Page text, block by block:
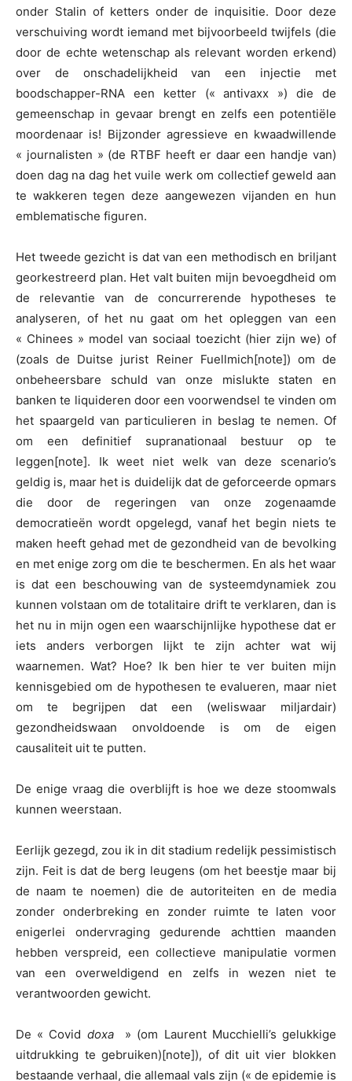
onder Stalin of ketters onder de inquisitie. Door deze
verschuiving wordt iemand met bijvoorbeeld twijfels (die
door de echte wetenschap als relevant worden erkend)
over de onschadelijkheid van een injectie met
boodschapper-RNA een ketter (« antivaxx ») die de
gemeenschap in gevaar brengt en zelfs een potentiële
moordenaar is! Bijzonder agressieve en kwaadwillende
« journalisten » (de RTBF heeft er daar een handje van)
doen dag na dag het vuile werk om collectief geweld aan
te wakkeren tegen deze aangewezen vijanden en hun
emblematische figuren.
Het tweede gezicht is dat van een methodisch en briljant
georkestreerd plan. Het valt buiten mijn bevoegdheid om
de relevantie van de concurrerende hypotheses te
analyseren, of het nu gaat om het opleggen van een
« Chinees » model van sociaal toezicht (hier zijn we) of
(zoals de Duitse jurist Reiner Fuellmich[note]) om de
onbeheersbare schuld van onze mislukte staten en
banken te liquideren door een voorwendsel te vinden om
het spaargeld van particulieren in beslag te nemen. Of
om een definitief supranationaal bestuur op te
leggen[note]. Ik weet niet welk van deze scenario’s
geldig is, maar het is duidelijk dat de geforceerde opmars
die door de regeringen van onze zogenaamde
democratieën wordt opgelegd, vanaf het begin niets te
maken heeft gehad met de gezondheid van de bevolking
en met enige zorg om die te beschermen. En als het waar
is dat een beschouwing van de systeemdynamiek zou
kunnen volstaan om de totalitaire drift te verklaren, dan is
het nu in mijn ogen een waarschijnlijke hypothese dat er
iets anders verborgen lijkt te zijn achter wat wij
waarnemen. Wat? Hoe? Ik ben hier te ver buiten mijn
kennisgebied om de hypothesen te evalueren, maar niet
om te begrijpen dat een (weliswaar miljardair)
gezondheidswaan onvoldoende is om de eigen
causaliteit uit te putten.
De enige vraag die overblijft is hoe we deze stoomwals
kunnen weerstaan.
Eerlijk gezegd, zou ik in dit stadium redelijk pessimistisch
zijn. Feit is dat de berg leugens (om het beestje maar bij
de naam te noemen) die de autoriteiten en de media
zonder onderbreking en zonder ruimte te laten voor
enigerlei ondervraging gedurende achttien maanden
hebben verspreid, een collectieve manipulatie vormen
van een overweldigend en zelfs in wezen niet te
verantwoorden gewicht.
De « Covid doxa
» (om Laurent Mucchielli’s gelukkige
uitdrukking te gebruiken)[note]), of dit uit vier blokken
bestaande verhaal, die allemaal vals zijn (« de epidemie is